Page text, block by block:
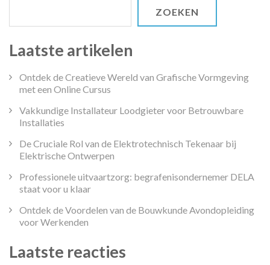
ZOEKEN
Laatste artikelen
Ontdek de Creatieve Wereld van Grafische Vormgeving
met een Online Cursus
Vakkundige Installateur Loodgieter voor Betrouwbare
Installaties
De Cruciale Rol van de Elektrotechnisch Tekenaar bij
Elektrische Ontwerpen
Professionele uitvaartzorg: begrafenisondernemer DELA
staat voor u klaar
Ontdek de Voordelen van de Bouwkunde Avondopleiding
voor Werkenden
Laatste reacties